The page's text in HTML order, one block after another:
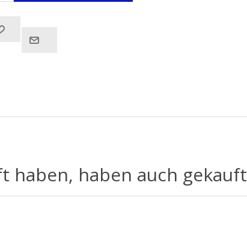
haben, haben auch gekauft